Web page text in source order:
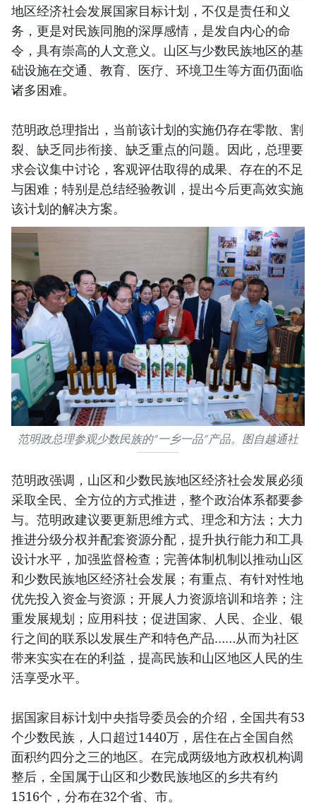
地区经济社会发展国家目标计划，不仅是责任和义
务，更是对民族同胞的深厚感情，是发自内心的命
令，具有崇高的人文意义。山区与少数民族地区的基
础设施在交通、教育、医疗、环境卫生等方面仍面临
诸多困难。
范明政总理指出，当前该计划的实施仍存在零散、割
裂、缺乏同步衔接、缺乏重点的问题。因此，总理要
求会议集中讨论，客观评估取得的成果、存在的不足
与困难；特别是总结经验教训，提出今后更高效实施
该计划的解决方案。
范明政总理参观少数民族的“一乡一品”产品。图自越通社
范明政强调，山区和少数民族地区经济社会发展必须
采取全民、全方位的方式推进，整个政治体系都要参
与。范明政建议要更新思维方式、理念和方法；大力
推进分级分权并配套资源分配，提升执行能力和工具
设计水平，加强监督检查；完善体制机制以推动山区
和少数民族地区经济社会发展；有重点、有针对性地
优先投入资金与资源；开展人力资源培训和培养；注
重发展规划；应用科技；促进国家、人民、企业、银
行之间的联系以发展生产和特色产品……从而为社区
带来实实在在的利益，提高民族和山区地区人民的生
活享受水平。
据国家目标计划中央指导委员会的介绍，全国共有53
个少数民族，人口超过1440万，居住在占全国自然
面积约四分之三的地区。在完成两级地方政权机构调
整后，全国属于山区和少数民族地区的乡共有约
1516个，分布在32个省、市。